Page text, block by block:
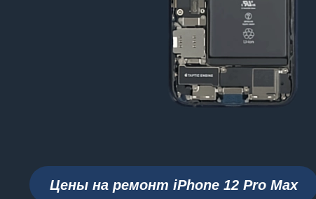
Цены на ремонт iPhone 12 Pro Max